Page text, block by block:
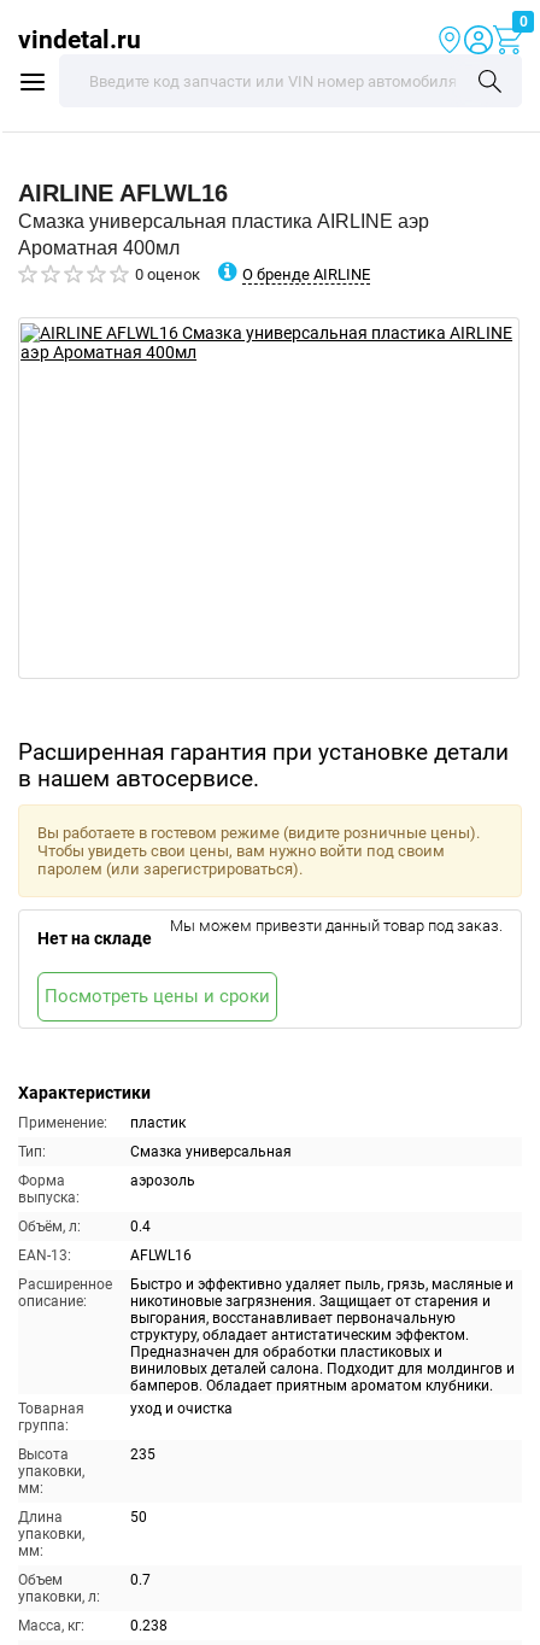
vindetal.ru
0
AIRLINE AFLWL16
Смазка универсальная пластика AIRLINE аэр
Ароматная 400мл
0 оценок О бренде AIRLINE
Расширенная гарантия при установке детали
в нашем автосервисе.
Характеристики
Применение:
пластик
Тип:
Смазка универсальная
Форма
выпуска:
аэрозоль
Объём, л:
0.4
EAN-13:
AFLWL16
Расширенное
описание:
Быстро и эффективно удаляет пыль, грязь, масляные и
никотиновые загрязнения. Защищает от старения и
выгорания, восстанавливает первоначальную
структуру, обладает антистатическим эффектом.
Предназначен для обработки пластиковых и
виниловых деталей салона. Подходит для молдингов и
бамперов. Обладает приятным ароматом клубники.
Товарная
группа:
уход и очистка
Высота
упаковки,
мм:
235
Длина
упаковки,
мм:
50
Объем
упаковки, л:
0.7
Масса, кг:
0.238
Вы работаете в гостевом режиме (видите розничные цены).
Чтобы увидеть свои цены, вам нужно войти под своим
паролем (или зарегистрироваться).
Нет на складе
Мы можем привезти данный товар под заказ.
Посмотреть цены и сроки